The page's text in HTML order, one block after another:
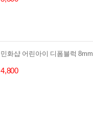
민화샵 어린아이 디폼블럭 8mm
4,800